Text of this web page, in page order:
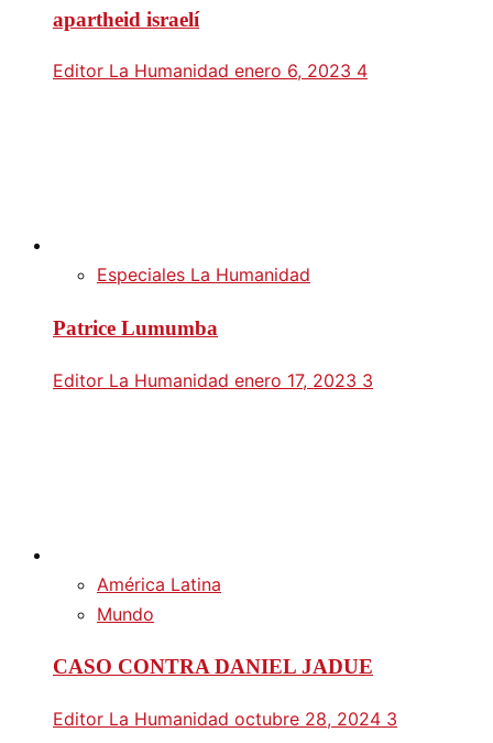
apartheid israelí
Editor La Humanidad enero 6, 2023 4
Especiales La Humanidad
Patrice Lumumba
Editor La Humanidad enero 17, 2023 3
América Latina
Mundo
CASO CONTRA DANIEL JADUE
Editor La Humanidad octubre 28, 2024 3